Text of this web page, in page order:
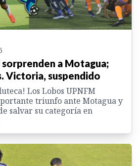
sorprenden a Motagua;
Victoria, suspendido
Los Lobos UPNFM
triunfo ante Motagua y
salvar su categoría en